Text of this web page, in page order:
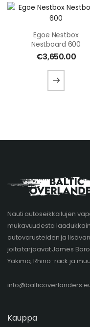
Egoe Nestbox
Nestboard 600
€3,650.00
Nauti autoseikkailujen
mukavuudesta
autovarusteiden ja
joita tarjoavat James
Yakima, Rhino-rack ja
Kauppa